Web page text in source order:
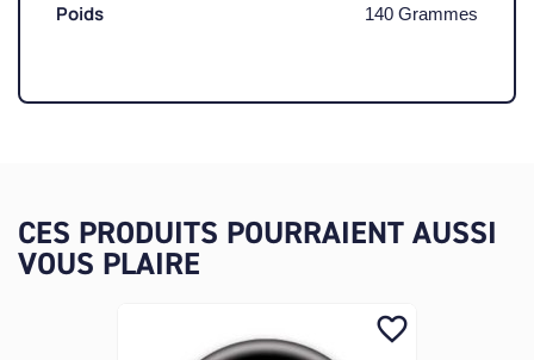
Poids 140 Grammes
CES PRODUITS POURRAIENT AUSSI
VOUS PLAIRE
favorite_border